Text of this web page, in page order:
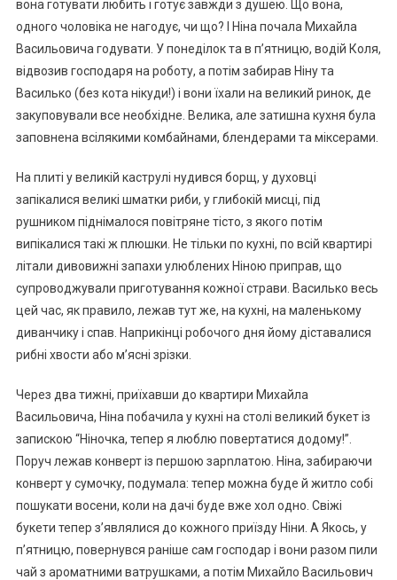
вона готувати любить і готує завжди з душею. Що вона,
одного чоловіка не нагодує, чи що? І Ніна почала Михайла
Васильовича годувати. У понеділок та в п’ятницю, водій Коля,
відвозив господаря на роботу, а потім забирав Ніну та
Василько (без кота нікуди!) і вони їхали на великий ринок, де
закуповували все необхідне. Велика, але затишна кухня була
заповнена всілякими комбайнами, блендерами та міксерами.
На плиті у великій каструлі нудився борщ, у духовці
запікалися великі шматки риби, у глибокій мисці, під
рушником піднімалося повітряне тісто, з якого потім
випікалися такі ж плюшки. Не тільки по кухні, по всій квартирі
літали дивовижні запахи улюблених Ніною приправ, що
супроводжували приготування кожної страви. Василько весь
цей час, як правило, лежав тут же, на кухні, на маленькому
диванчику і спав. Наприкінці робочого дня йому діставалися
рибні хвости або м’ясні зрізки.
Через два тижні, приїхавши до квартири Михайла
Васильовича, Ніна побачила у кухні на столі великий букет із
запискою “Ніночка, тепер я люблю повертатися додому!”.
Поруч лежав конверт із першою зарnлатою. Ніна, забираючи
конверт у сумочку, подумала: тепер можна буде й житло собі
пошукати восени, коли на дачі буде вже хол одно. Свіжі
букети тепер з’являлися до кожного приїзду Ніни. А Якось, у
п’ятницю, повернувся раніше сам господар і вони разом пили
чай з ароматними ватрушками, а потім Михайло Васильович